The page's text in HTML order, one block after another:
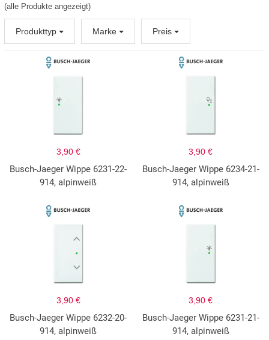
(alle Produkte angezeigt)
Produkttyp Marke Preis
3,90 €
Busch-Jaeger Wippe 6231-22-
914, alpinweiß
3,90 €
Busch-Jaeger Wippe 6234-21-
914, alpinweiß
3,90 €
Busch-Jaeger Wippe 6232-20-
914, alpinweiß
3,90 €
Busch-Jaeger Wippe 6231-21-
914, alpinweiß